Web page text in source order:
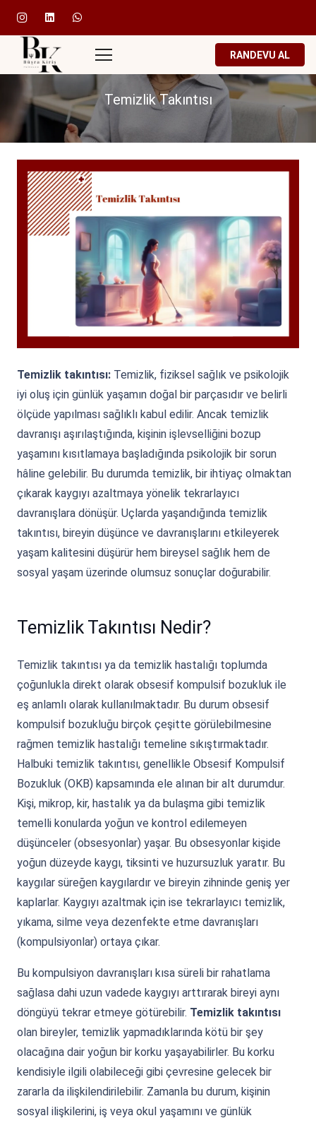
RANDEVU AL
Temizlik Takıntısı
Temizlik takıntısı: Temizlik, fiziksel sağlık ve psikolojik
iyi oluş için günlük yaşamın doğal bir parçasıdır ve belirli
ölçüde yapılması sağlıklı kabul edilir. Ancak temizlik
davranışı aşırılaştığında, kişinin işlevselliğini bozup
yaşamını kısıtlamaya başladığında psikolojik bir sorun
hâline gelebilir. Bu durumda temizlik, bir ihtiyaç olmaktan
çıkarak kaygıyı azaltmaya yönelik tekrarlayıcı
davranışlara dönüşür. Uçlarda yaşandığında temizlik
takıntısı, bireyin düşünce ve davranışlarını etkileyerek
yaşam kalitesini düşürür hem bireysel sağlık hem de
sosyal yaşam üzerinde olumsuz sonuçlar doğurabilir.
Temizlik Takıntısı Nedir?
Temizlik takıntısı ya da temizlik hastalığı toplumda
çoğunlukla direkt olarak obsesif kompulsif bozukluk ile
eş anlamlı olarak kullanılmaktadır. Bu durum obsesif
kompulsif bozukluğu birçok çeşitte görülebilmesine
rağmen temizlik hastalığı temeline sıkıştırmaktadır.
Halbuki temizlik takıntısı, genellikle Obsesif Kompulsif
Bozukluk (OKB) kapsamında ele alınan bir alt durumdur.
Kişi, mikrop, kir, hastalık ya da bulaşma gibi temizlik
temelli konularda yoğun ve kontrol edilemeyen
düşünceler (obsesyonlar) yaşar. Bu obsesyonlar kişide
yoğun düzeyde kaygı, tiksinti ve huzursuzluk yaratır. Bu
kaygılar süreğen kaygılardır ve bireyin zihninde geniş yer
kaplarlar. Kaygıyı azaltmak için ise tekrarlayıcı temizlik,
yıkama, silme veya dezenfekte etme davranışları
(kompulsiyonlar) ortaya çıkar.
Bu kompulsiyon davranışları kısa süreli bir rahatlama
sağlasa dahi uzun vadede kaygıyı arttırarak bireyi aynı
döngüyü tekrar etmeye götürebilir. Temizlik takıntısı
olan bireyler, temizlik yapmadıklarında kötü bir şey
olacağına dair yoğun bir korku yaşayabilirler. Bu korku
kendisiyle ilgili olabileceği gibi çevresine gelecek bir
zararla da ilişkilendirilebilir. Zamanla bu durum, kişinin
sosyal ilişkilerini, iş veya okul yaşamını ve günlük